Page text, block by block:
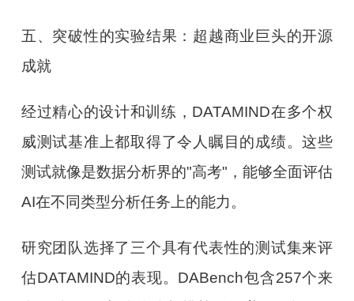
五、突破性的实验结果：超越商业巨头的开源
成就
经过精心的设计和训练，DATAMIND在多个权
威测试基准上都取得了令人瞩目的成绩。这些
测试就像是数据分析界的"高考"，能够全面评估
AI在不同类型分析任务上的能力。
研究团队选择了三个具有代表性的测试集来评
估DATAMIND的表现。DABench包含257个来